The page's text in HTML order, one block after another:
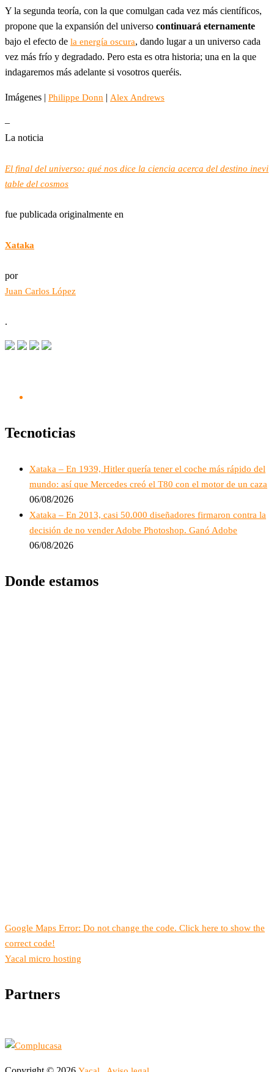
Y la segunda teoría, con la que comulgan cada vez más científicos,
propone que la expansión del universo continuará eternamente
bajo el efecto de la energía oscura, dando lugar a un universo cada
vez más frío y degradado. Pero esta es otra historia; una en la que
indagaremos más adelante si vosotros queréis.
Imágenes | Philippe Donn | Alex Andrews
–
La noticia
El final del universo: qué nos dice la ciencia acerca del destino inevi
table del cosmos
fue publicada originalmente en
Xataka
por
Juan Carlos López
.
Tecnoticias
Xataka – En 1939, Hitler quería tener el coche más rápido del
mundo: así que Mercedes creó el T80 con el motor de un caza
06/08/2026
Xataka – En 2013, casi 50.000 diseñadores firmaron contra la
decisión de no vender Adobe Photoshop. Ganó Adobe
06/08/2026
Donde estamos
Google Maps Error: Do not change the code. Click here to show the
correct code!
Yacal micro hosting
Partners